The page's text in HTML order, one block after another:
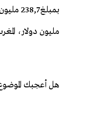
مليون دولار، المغرب بمبلغ 157,5 مليون دولار،
هل أعجبك